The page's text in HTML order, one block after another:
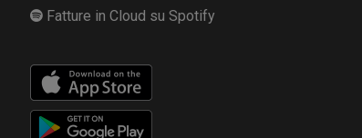
Fatture in Cloud su Spotify